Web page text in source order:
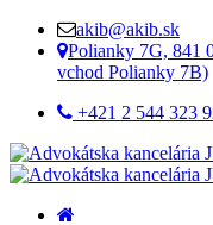
akib@akib.sk
Polianky 7G, 841
vchod Polianky 7B)
+421 2 544 323